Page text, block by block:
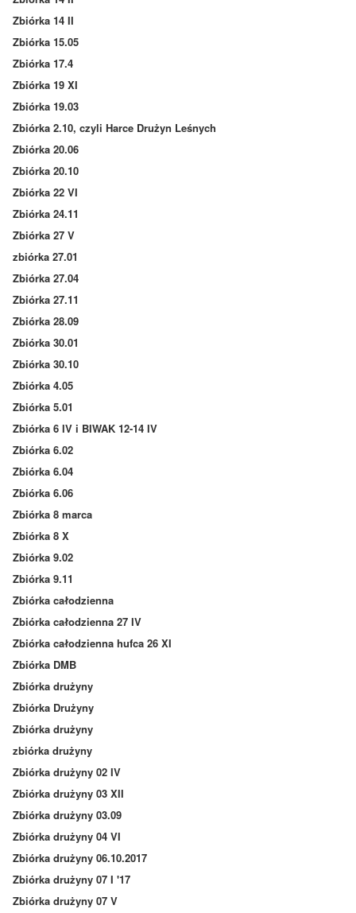
Zbiórka 14 II
Zbiórka 15.05
Zbiórka 17.4
Zbiórka 19 XI
Zbiórka 19.03
Zbiórka 2.10, czyli Harce Drużyn Leśnych
Zbiórka 20.06
Zbiórka 20.10
Zbiórka 22 VI
Zbiórka 24.11
Zbiórka 27 V
zbiórka 27.01
Zbiórka 27.04
Zbiórka 27.11
Zbiórka 28.09
Zbiórka 30.01
Zbiórka 30.10
Zbiórka 4.05
Zbiórka 5.01
Zbiórka 6 IV i BIWAK 12-14 IV
Zbiórka 6.02
Zbiórka 6.04
Zbiórka 6.06
Zbiórka 8 marca
Zbiórka 8 X
Zbiórka 9.02
Zbiórka 9.11
Zbiórka całodzienna
Zbiórka całodzienna 27 IV
Zbiórka całodzienna hufca 26 XI
Zbiórka DMB
Zbiórka drużyny
Zbiórka Drużyny
Zbiórka drużyny
zbiórka drużyny
Zbiórka drużyny 02 IV
Zbiórka drużyny 03 XII
Zbiórka drużyny 03.09
Zbiórka drużyny 04 VI
Zbiórka drużyny 06.10.2017
Zbiórka drużyny 07 I '17
Zbiórka drużyny 07 V